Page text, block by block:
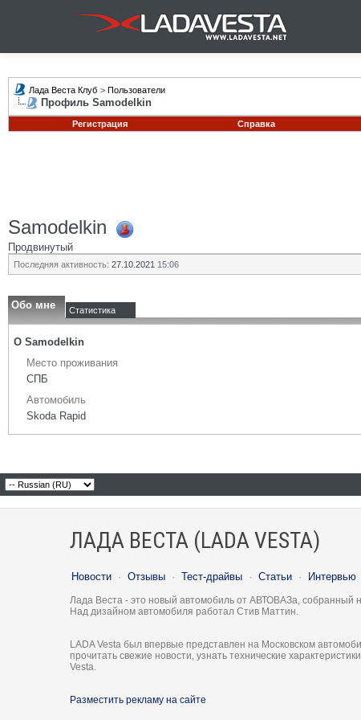
Лада Веста Клуб > Пользователи
Профиль Samodelkin
Регистрация
Справка
Samodelkin
Продвинутый
Последняя активность: 27.10.2021 15:06
Обо мне Статистика
О Samodelkin
Место проживания
СПБ
Автомобиль
Skoda Rapid
ЛАДА ВЕСТА (LADA VESTA)
Новости · Отзывы · Тест-драйвы · Статьи · Интервью
Лада Веста - это новый автомобиль от АВТОВАЗа, собранный
Над дизайном автомобиля работал Стив Маттин.
LADA Vesta был впервые представлен на Московском
прочитать свежие новости, узнать технические
Vesta.
Разместить рекламу на сайте